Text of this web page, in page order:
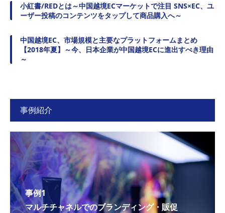
小紅書/REDとは～中国越境ECマーケットで注目 SNS×EC、ユ
ーザー投稿のコンテンツをタップして商品購入へ～
中国越境EC、市場規模と主要なプラットフォームまとめ
【2018年夏】～今、日本企業が中国越境ECに進出すべき理由
～
事例紹介
事例1
マルチチャネルでのブランディング・販促